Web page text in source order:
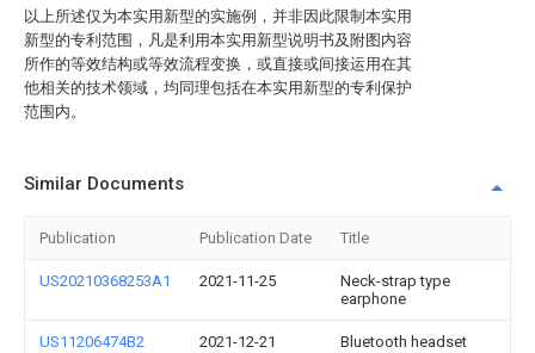
以上所述仅为本实用新型的实施例，并非因此限制本实用
新型的专利范围，凡是利用本实用新型说明书及附图内容
所作的等效结构或等效流程变换，或直接或间接运用在其
他相关的技术领域，均同理包括在本实用新型的专利保护
范围内。
Similar Documents
Publication Publication Date Title
US20210368253A1 2021-11-25
Neck-strap type
earphone
US11206474B2 2021-12-21 Bluetooth headset